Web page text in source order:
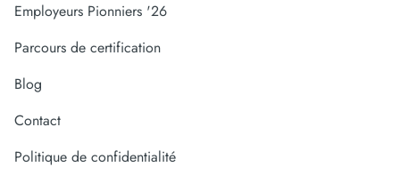
Employeurs Pionniers '26
Parcours de certification
Blog
Contact
Politique de confidentialité